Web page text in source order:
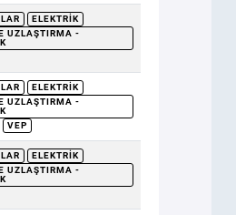
ELEKTRIK
UZLAŞTIRMA -
ELEKTRIK
UZLAŞTIRMA -
VEP
ELEKTRIK
UZLAŞTIRMA -